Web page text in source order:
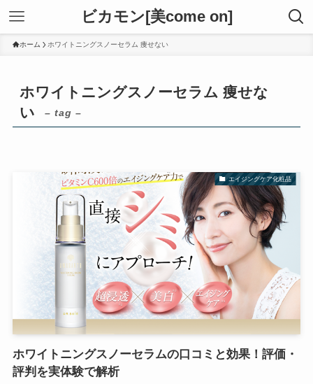
ビカモン[美come on]
ホーム ホワイトニングスノーセラム 痩せない
ホワイトニングスノーセラム 痩せな
い
– tag –
エイジングケア化粧品
ホワイトニングスノーセラムの口コミと効果！評価・
評判を実体験で解析